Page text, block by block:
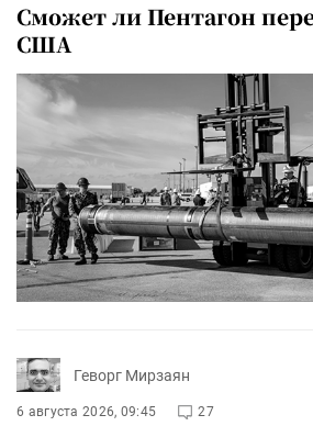
Сможет ли Пентагон
США
Геворг Мирзаян
6 августа 2026, 09:45 27